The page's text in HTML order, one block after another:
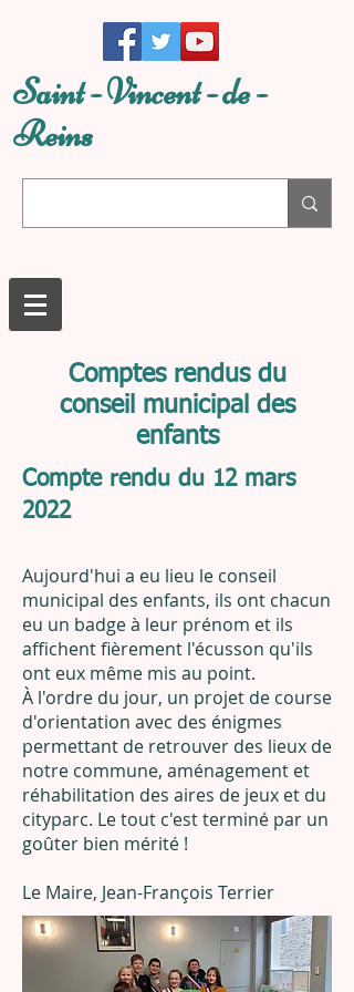
Saint - Vincent - de -
Reins
Comptes rendus du
conseil municipal des
enfants
Compte rendu du 12 mars
2022
Aujourd'hui a eu lieu le conseil
municipal des enfants, ils ont chacun
eu un badge à leur prénom et ils
affichent fièrement l'écusson qu'ils
ont eux même mis au point.
À l'ordre du jour, un projet de course
d'orientation avec des énigmes
permettant de retrouver des lieux de
notre commune, aménagement et
réhabilitation des aires de jeux et du
cityparc. Le tout c'est terminé par un
goûter bien mérité !
Le Maire, Jean-François Terrier